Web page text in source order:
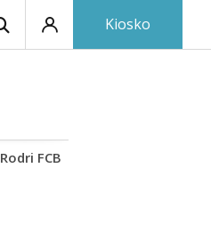
Rodri FCB
Kiosko